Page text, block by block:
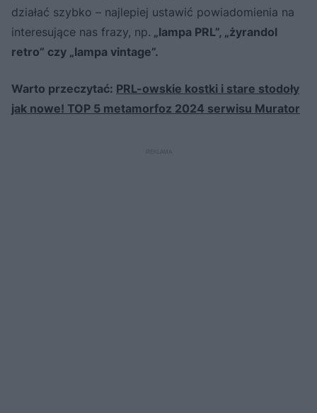
działać szybko – najlepiej ustawić powiadomienia na
interesujące nas frazy, np. „lampa PRL”, „żyrandol
retro” czy „lampa vintage”.
Warto przeczytać: PRL-owskie kostki i stare stodoły
jak nowe! TOP 5 metamorfoz 2024 serwisu Murator